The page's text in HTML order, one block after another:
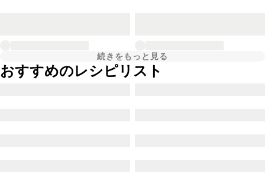
続きをもっと見る
おすすめのレシピリスト